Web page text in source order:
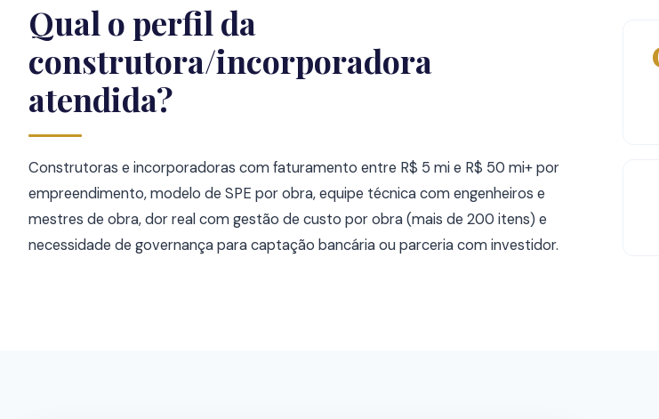
Qual o perfil da
construtora/incorporadora
atendida?
Construtoras e incorporadoras com faturamento entre R$ 5 mi e R$ 50 mi+ por
empreendimento, modelo de SPE por obra, equipe técnica com engenheiros e
mestres de obra, dor real com gestão de custo por obra (mais de 200 itens) e
necessidade de governança para captação bancária ou parceria com investidor.